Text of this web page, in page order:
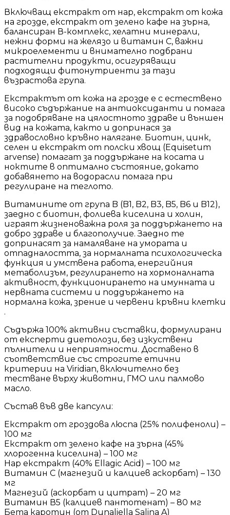
Включващ екстракт от нар, екстракт от кожа
на грозде, екстракт от зелено кафе на зърна,
балансиран В-комплекс, хелатни минерали,
нежни форми на желязо и витамин С, важни
микроелементи и внимателно подбрани
растителни продукти, осигуряващи
подходящи фитонутриенти за тази
възрастова група.
Екстрактът от кожа на грозде е с естествено
високо съдържание на антиоксиданти и помага
за подобряване на цялостното здраве и външен
вид на кожата, както и допринася за
здравословно кръвно налягане. Биотин, цинк,
селен и екстракт от полски хвощ (Equisetum
arvense) помагат за поддържане на косата и
ноктите в оптимално състояние, докато
добавянето на водорасли помага при
регулиране на теглото.
Витамините от група B (B1, B2, B3, B5, B6 и B12),
заедно с биотин, фолиева киселина и холин,
играят жизненоважна роля за поддържането на
добро здраве и благополучие. Заедно те
допринасят за намаляване на умората и
отпадналостта, за нормалната психологическа
функция и умствена работа, енергийния
метаболизъм, регулирането на хормоналната
активност, функционирането на имунната и
нервната системи и поддържането на
нормална кожа, зрение и червени кръвни клетки
.
Съдържа 100% активни съставки, формулирани
от експерти диетолози, без изкуствени
пълнители и неприятности. Доставено в
съответствие със строгите етични
критерии на Viridian, включително без
тестване върху животни, ГМО или палмово
масло.
Състав във две капсули:
Екстракт от гроздова люспа (25% полифеноли) –
100 мг
Екстракт от зелено кафе на зърна (45%
хлорогенна киселина) – 100 мг
Нар екстракт (40% Ellagic Acid) – 100 мг
Витамин С (магнезий и калциев аскорбат) – 130
мг
Магнезий (аскорбат и цитрат) – 20 мг
Витамин В5 (калциев пантотенат) – 80 мг
Бета каротин (от Dunaliella Salina A)